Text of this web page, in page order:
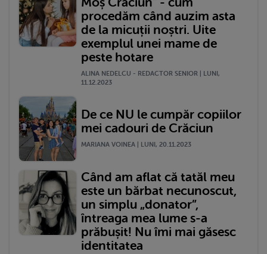
procedăm când auzim asta
de la micuții noștri. Uite
exemplul unei mame de
peste hotare
ALINA NEDELCU - REDACTOR SENIOR | LUNI,
11.12.2023
De ce NU le cumpăr copiilor
mei cadouri de Crăciun
MARIANA VOINEA | LUNI, 20.11.2023
Când am aflat că tatăl meu
este un bărbat necunoscut,
un simplu „donator”,
întreaga mea lume s-a
prăbușit! Nu îmi mai găsesc
identitatea